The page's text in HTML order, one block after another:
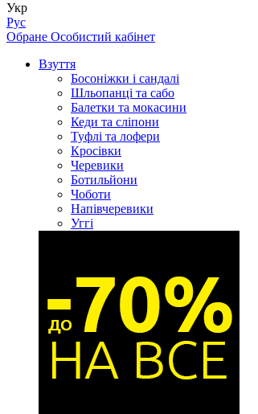
Укр
Рус
Обране Особистий кабінет
Взуття
Босоніжки і сандалі
Шльопанці та сабо
Балетки та мокасини
Кеди та сліпони
Туфлі та лофери
Кросівки
Черевики
Ботильйони
Чоботи
Напівчеревики
Уггі